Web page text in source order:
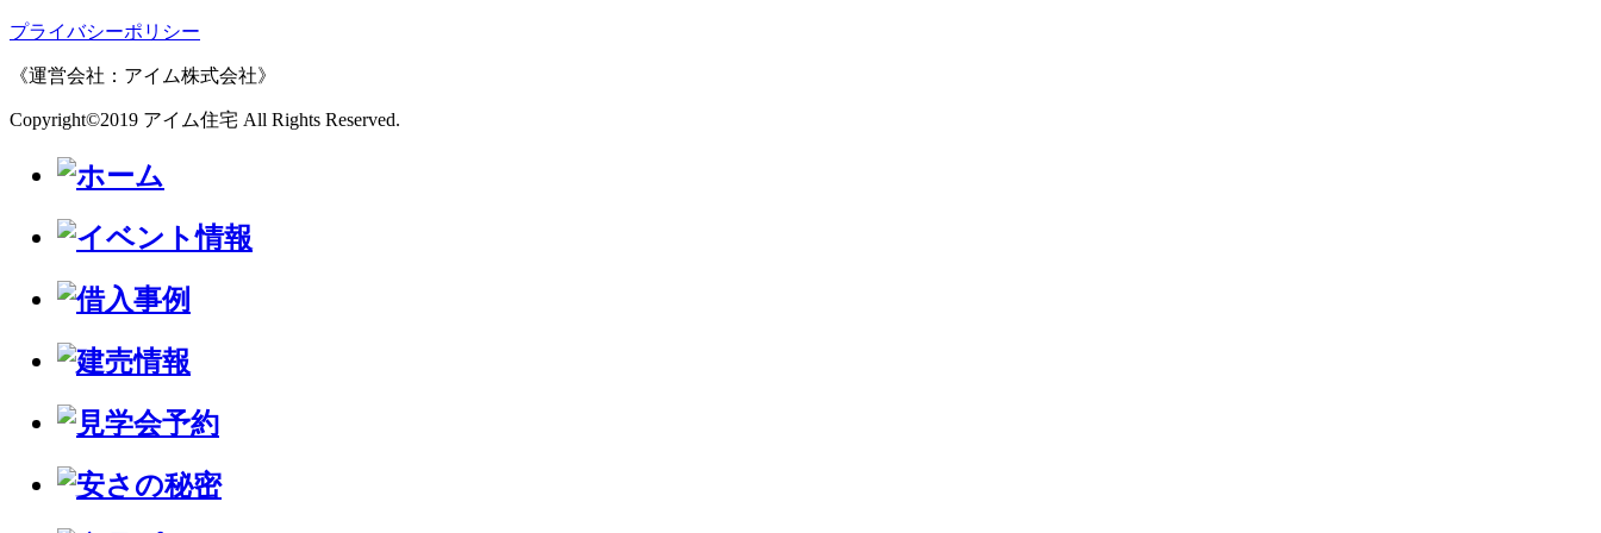
プライバシーポリシー
《運営会社：アイム株式会社》
Copyright©2019 アイム住宅 All Rights Reserved.